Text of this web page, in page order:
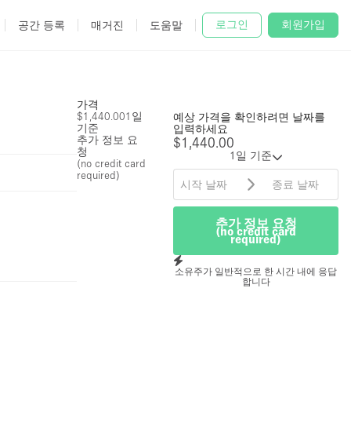
공간 등록 매거진 도움말 로그인 회원가입
예상 가격을 확인하려면 날짜를
입력하세요
$1,440.00
1일 기준
추가 정보 요청
(no credit card
required)
소유주가 일반적으로 한 시간 내에 응답
합니다
가격
$1,440.001일
기준
추가 정보 요
청
(no credit card
required)